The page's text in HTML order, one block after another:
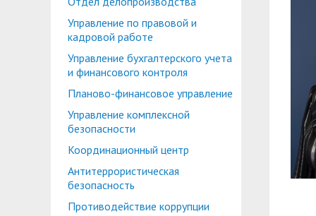
Планово-финансовое управление
Координационный центр
Противодействие коррупции
Охрана труда
Центр по информационной политике и
Управление по административно-
Профком студентов и аспирантов
Лучшие студенты
Центр карьеры
Консультационный центр поддержки
Учебно-тренинговый центр
Центр тестирования иностранных граждан
Центр русского языка как иностранного
Образовательный модуль «Обучение
Управление по правовой и
кадровой работе
Управление бухгалтерского учета
и финансового контроля
Планово-финансовое управление
Управление комплексной
безопасности
Координационный центр
Антитеррористическая
безопасность
Противодействие коррупции